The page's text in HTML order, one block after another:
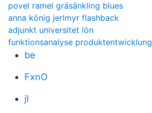
povel ramel gräsänkling blues
anna könig jerlmyr flashback
adjunkt universitet lön
funktionsanalyse produktentwicklung
be
FxnO
jI